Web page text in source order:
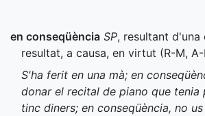
en conseqüència SP, resultant d'una
resultat, a causa, en virtut (R-M,
S'ha ferit en una mà; en
donar el recital de piano que tenia
tinc diners; en conseqüència, no